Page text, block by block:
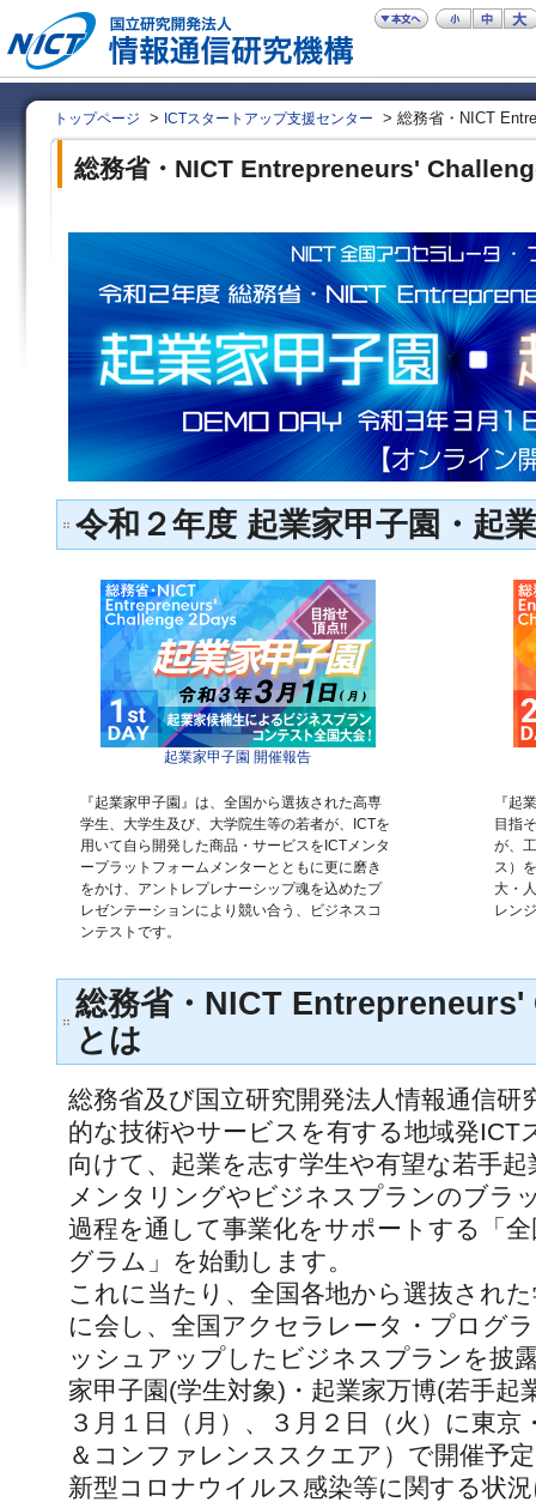
トップページ > ICTスタートアップ支援センター > 総務省・NICT
総務省・NICT Entrepreneurs'
令和２年度 起業家甲子園・起
起業家甲子園 開催報告
『起業家甲子園』は、全国から選抜された高専
学生、大学生及び、大学院生等の若者が、ICTを
用いて自ら開発した商品・サービスをICTメンタ
ープラットフォームメンターとともに更に磨き
をかけ、アントレプレナーシップ魂を込めたプ
レゼンテーションにより競い合う、ビジネスコ
ンテストです。
『起
目指
が、
ス）
大・
レン
総務省・NICT
とは
総務省及び国立研究開発法人情報通信研
的な技術やサービスを有する地域発ICT
向けて、起業を志す学生や有望な若手
メンタリングやビジネスプランのブラ
過程を通して事業化をサポートする「
グラム」を始動します。
これに当たり、全国各地から選抜され
に会し、全国アクセラレータ・プログ
ッシュアップしたビジネスプランを披
家甲子園(学生対象)・起業家万博(若手起
３月１日（月）、３月２日（火）に東
＆コンファレンススクエア）で開催予
新型コロナウイルス感染等に関する状